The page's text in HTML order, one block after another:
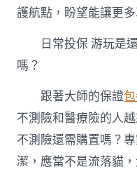
護航點，盼望能讓更
日常投保 游玩是還
嗎？
跟著大師的保證
不測險和醫療險的人
不測險還需購置嗎？
潔，應當不是流落貓